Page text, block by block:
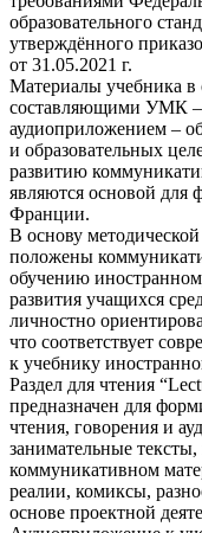
образовательного
утверждённого
от 31.05.2021 г.
Материалы учебника в
составляющими УМК –
аудиоприложением –
и образовательных
развитию
являются основой для
Франции.
В основу
положены
обучению
развития учащихся
личностно
что соответствует
к учебнику
Раздел для чтения
предназначен для
чтения, говорения и
занимательные
коммуникативном
реалии, комиксы,
основе проектной